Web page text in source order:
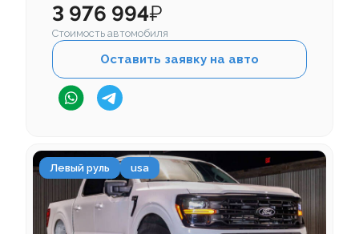
3 976 994₽
Стоимость автомобиля
Оставить заявку на авто
Левый руль usa